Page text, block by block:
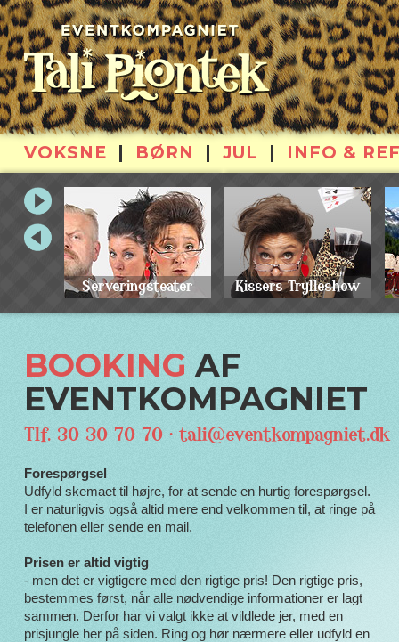
VOKSNE BØRN JUL INFO &
Serveringsteater Kissers Trylleshow
BOOKING AF
EVENTKOMPAGNIET
Tlf. 30 30 70 70 · tali@eventkompagniet.dk
Forespørgsel
Udfyld skemaet til højre, for at sende en hurtig forespørgsel.
I er naturligvis også altid mere end velkommen til, at ringe på
telefonen eller sende en mail.
Prisen er altid vigtig
- men det er vigtigere med den rigtige pris! Den rigtige pris,
bestemmes først, når alle nødvendige informationer er lagt
sammen. Derfor har vi valgt ikke at vildlede jer, med en
prisjungle her på siden. Ring og hør nærmere eller udfyld en